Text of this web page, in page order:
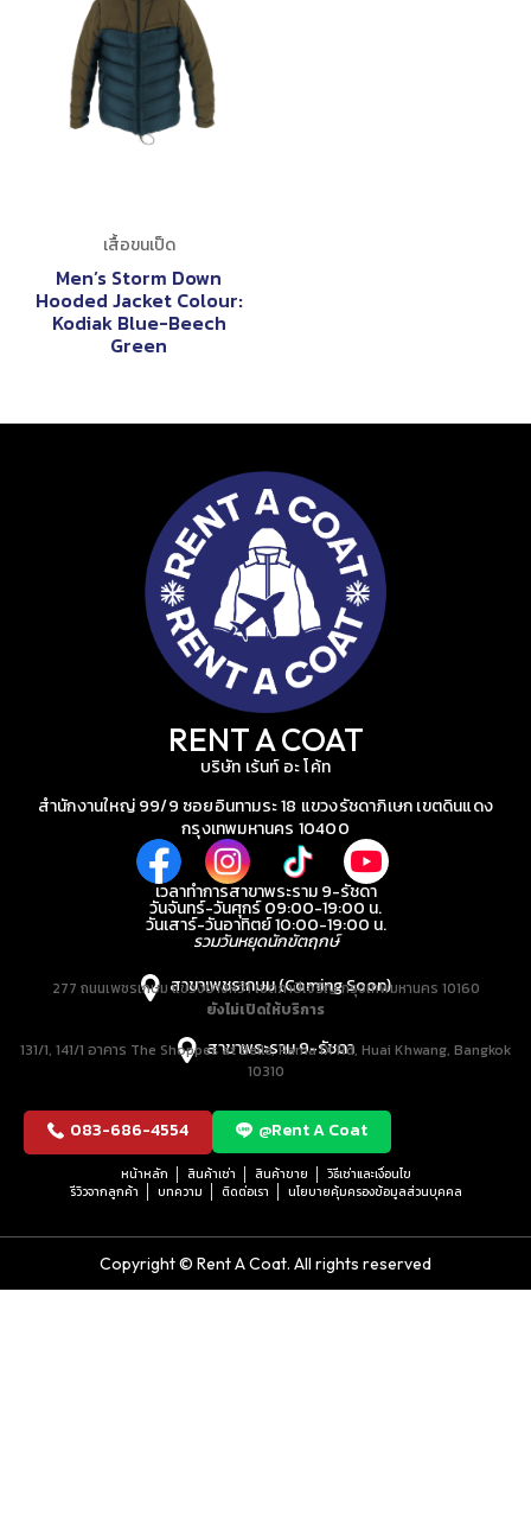
เสื้อขนเป็ด
Men’s Storm Down
Hooded Jacket Colour:
Kodiak Blue-Beech
Green
RENT A COAT
บริษัท เร้นท์ อะ โค้ท
สำนักงานใหญ่ 99/9 ซอยอินทามระ 18 แขวงรัชดาภิเษก เขตดินแดง
กรุงเทพมหานคร 10400
เวลาทำการสาขาพระราม 9-รัชดา
วันจันทร์-วันศุกร์ 09:00-19:00 น.
วันเสาร์-วันอาทิตย์ 10:00-19:00 น.
รวมวันหยุดนักขัตฤกษ์
สาขาเพชรเกษม (Coming Soon)
277 ถนนเพชรเกษม แขวงบางหว้า เขตภาษีเจริญ กรุงเทพมหานคร 10160
ยังไม่เปิดให้บริการ
สาขาพระราม 9-รัชดา
131/1, 141/1 อาคาร The Shoppes at Belle, Rama IX Rd, Huai Khwang, Bangkok
10310
083-686-4554 @Rent A Coat
หน้าหลัก สินค้าเช่า สินค้าขาย
วิธีเช่าและเงื่อนไข
รีวิวจากลูกค้า
บทความ ติดต่อเรา นโยบายคุ้มครองข้อมูลส่วนบุคคล
Copyright © Rent A Coat. All rights reserved